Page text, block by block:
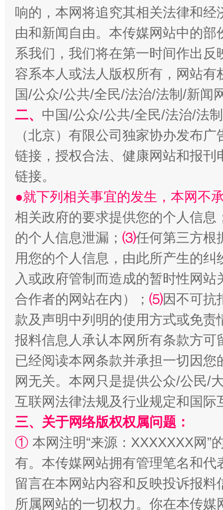
习近平的博鳌关键词
魏明亮
“刷贴”乱象丛生
生
揭批美国五大"原罪" "炒
解纷+调解+退费，一次搞定
响的，本网将追究其相关法律和
由和新闻自由。本传媒网站中的
系我们，我们将在第一时间作出
容系本人或法人版权所有，网站
国/公众/公共/全民/法治/法制/新闻
二、 中国/公众/公共/全民/法治/法
（北京）有限公司独家协办发布
链接，授权合法、健康网站和报
链接。
●就下列相关事宜的发生，本网不
相关政府的要求提供您的个人信息
的个人信息泄漏； ⑶任何第三方根
用您的个人信息，由此所产生的纠
入或政府管制而造成的暂时性网
合作者的网站在内）； ⑸因不可抗
款及声明中列明的使用方式或免责
报料信息人承认本网所有条款方
已经阅读本网条款并承担一切因
网无关。本网只是提供公众/公民/
互联网法律法规及行业规定和国
三、关于网络版权权属问题：
① 本网注明“来源：XXXXXXX网”
有。本传媒网站拥有管理笔名和
留言在本网站内容和反映投诉报
所属网站的一切权力。你在本传